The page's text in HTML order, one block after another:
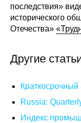
О
последствия»
исторического
Отечества»
Другие
Russia:
Индекс